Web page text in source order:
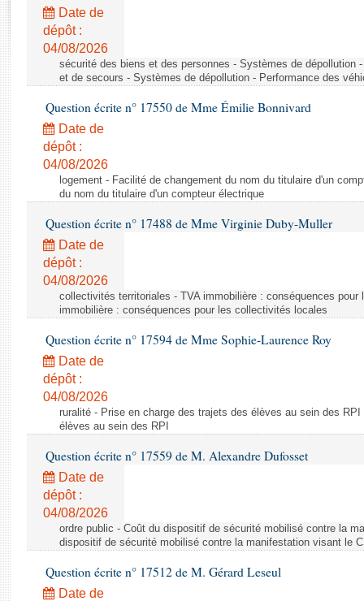
Rapports législatifs
Rapports sur l'application des lois
Baromètre de l’application des lois
Dossiers législatifs
Budget et sécurité sociale
Questions écrites et orales
Comptes rendus des débats
Date de
dépôt :
04/08/2026
sécurité des biens et des personnes - Systèmes de dépollution
et de secours - Systèmes de dépollution - Performance des
Question écrite n° 17550 de Mme Émilie Bonnivard
Date de
dépôt :
04/08/2026
logement - Facilité de changement du nom du titulaire d'un
du nom du titulaire d'un compteur électrique
Question écrite n° 17488 de Mme Virginie Duby-Muller
Date de
dépôt :
04/08/2026
collectivités territoriales - TVA immobilière : conséquences
immobilière : conséquences pour les collectivités locales
Question écrite n° 17594 de Mme Sophie-Laurence Roy
Date de
dépôt :
04/08/2026
ruralité - Prise en charge des trajets des élèves au sein des
élèves au sein des RPI
Question écrite n° 17559 de M. Alexandre Dufosset
Date de
dépôt :
04/08/2026
ordre public - Coût du dispositif de sécurité mobilisé contre la
dispositif de sécurité mobilisé contre la manifestation visant le
Question écrite n° 17512 de M. Gérard Leseul
Date de